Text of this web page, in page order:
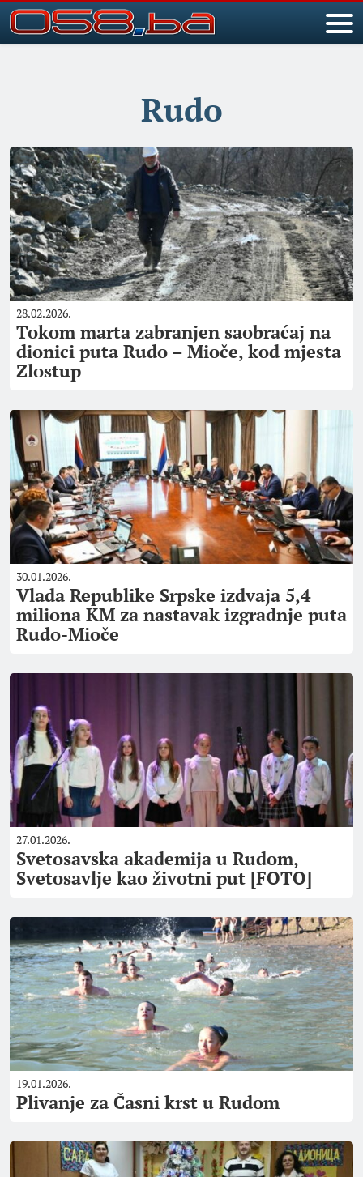
Rudo
28.02.2026.
Tokom marta zabranjen saobraćaj na
dionici puta Rudo – Mioče, kod mjesta
Zlostup
30.01.2026.
Vlada Republike Srpske izdvaja 5,4
miliona KM za nastavak izgradnje puta
Rudo-Mioče
27.01.2026.
Svetosavska akademija u Rudom,
Svetosavlje kao životni put [FOTO]
19.01.2026.
Plivanje za Časni krst u Rudom